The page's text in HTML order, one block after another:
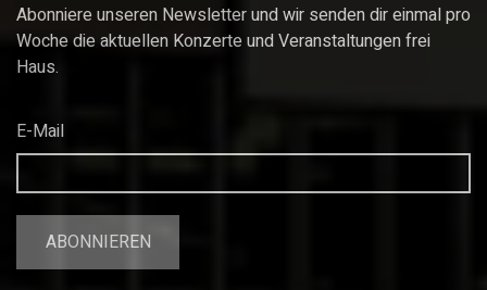
Abonniere unseren Newsletter und wir senden dir einmal pro
Woche die aktuellen Konzerte und Veranstaltungen frei
Haus.
E-Mail